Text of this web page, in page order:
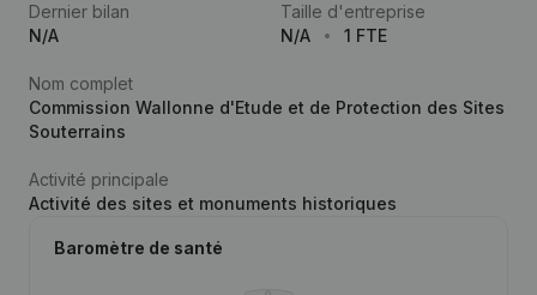
Dernier bilan
N/A
Taille d'entreprise
N/A
1 FTE
Nom complet
Commission Wallonne d'Etude et de Protection des Sites
Souterrains
Activité principale
Activité des sites et monuments historiques
Baromètre de santé